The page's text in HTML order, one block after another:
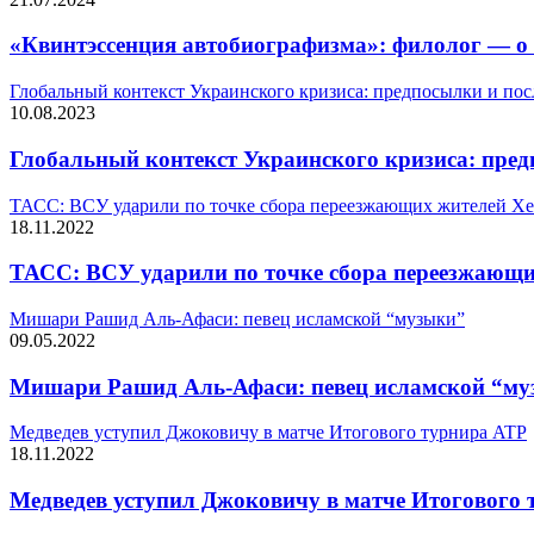
«Квинтэссенция автобиографизма»: филолог —
Глобальный контекст Украинского кризиса: предпосылки и
10.08.2023
Глобальный контекст Украинского кризиса:
ТАСС: ВСУ ударили по точке сбора переезжающих жителей
18.11.2022
ТАСС: ВСУ ударили по точке сбора
Мишари Рашид Аль-Афаси: певец исламской “музыки”
09.05.2022
Мишари Рашид Аль-Афаси: певец исламской
Медведев уступил Джоковичу в матче Итогового турнира ATP
18.11.2022
Медведев уступил Джоковичу в матче Итогового